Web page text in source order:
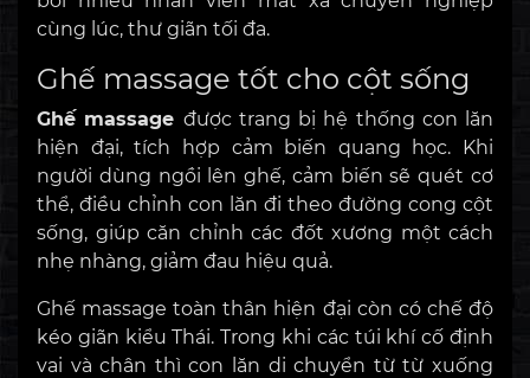
cùng lúc, thư giãn tối đa.
Ghế massage tốt cho cột sống
Ghế massage được trang bị hệ thống con lăn
hiện đại, tích hợp cảm biến quang học. Khi
người dùng ngồi lên ghế, cảm biến sẽ quét cơ
thể, điều chỉnh con lăn đi theo đường cong cột
sống, giúp căn chỉnh các đốt xương một cách
nhẹ nhàng, giảm đau hiệu quả.
Ghế massage toàn thân hiện đại còn có chế độ
kéo giãn kiểu Thái. Trong khi các túi khí cố định
vai và chân thì con lăn di chuyển từ từ xuống